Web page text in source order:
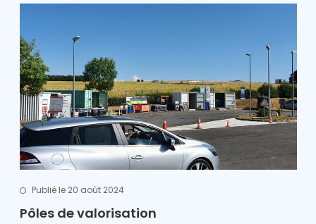
Publié le 20 août 2024
Pôles de valorisation